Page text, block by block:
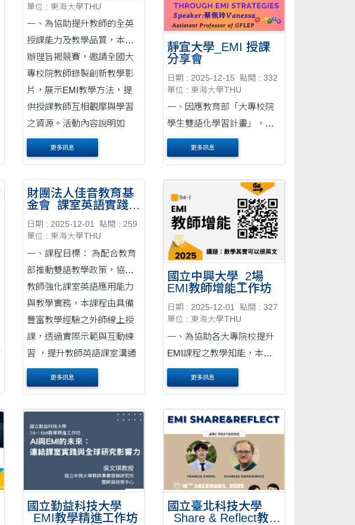
報如附件，敬邀參加。 二、
時間：2026....
單位 : 東海大學THU
一、為協助提升教師的全英
授課能力及教學品質，本校
辦理旨揭競賽，邀請全國大
專校院教師錄製創新教學影
片，展示EMI教學方法，提
供授課教師互相觀摩與學習
之資源。活動內容說明如
下： (一)徵件對象：全國大
專校院教....
更多訊息
靜宜大學_EMI 授課
分享會
日期 : 2025-12-15
點閱 : 332
單位 : 東海大學THU
一、因應教育部「大專校院
學生雙語化學習計畫」，規
劃《EMI 授課分享會》，旨
在提升大專院校EMI教師的
EMI教學技巧，持續發展EMI
課程之實務成效。 二、主
題：Teaching Beyond
Words: Building Competen....
更多訊息
財團法人佳音教育基
金會_課室英語實踐力
課程
日期 : 2025-12-01
點閱 : 259
單位 : 東海大學THU
一、課程目標： 為配合教育
部推動雙語教學政策，協助
教師強化課室英語應用能力
與教學實務，本課程由具備
豐富教學經驗之外師線上授
課，透過實際示範與互動練
習 ，提升教師英語課室溝通
與教學信心。 二、課程重
點....
更多訊息
國立中興大學_2場
EMI教師增能工作坊
日期 : 2025-12-01
點閱 : 327
單位 : 東海大學THU
一、為協助各大專院校提升
EMI課程之教學知能，本校
EMI教學資源中心將辦理旨
揭工作坊，秉持資源共享之
程之助益及成效。 二、旨揭
2場工作坊資訊如下： (一)第
1場 １、主題：數學其實可
更多訊息
國立勤益科技大學
_EMI教學精進工作坊
國立臺北科技大學
_Share & Reflect教學